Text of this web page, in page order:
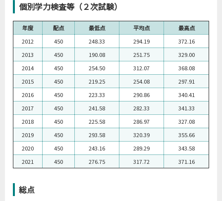
個別学力検査等（２次試験）
年度 配点 最低点 平均点
最高点
2012
450 248.33 294.19
372.16
2013
450 190.08 251.75
329.00
2014
450 254.50 312.07
368.08
2015
450 219.25 254.08
297.91
2016
450 223.33 290.86
340.41
2017
450 241.58 282.33
341.33
2018
450 225.58 286.97
327.08
2019
450 293.58 320.39
355.66
2020
450 243.16 289.29
343.58
2021
450 276.75 317.72 371.16
総点